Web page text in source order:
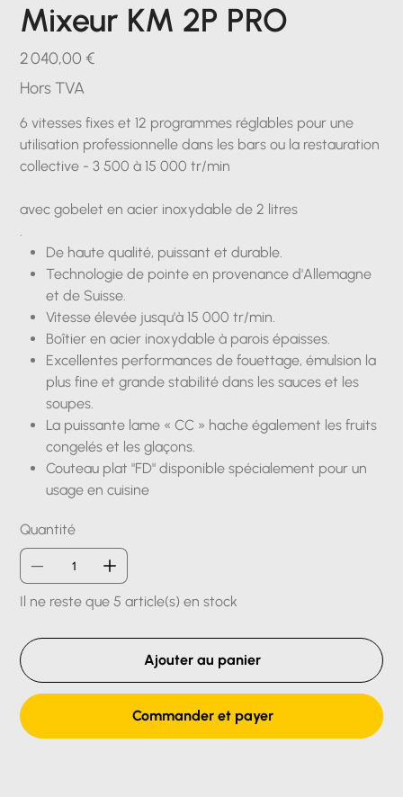
Mixeur KM 2P PRO
Prix
2 040,00 €
Hors TVA
6 vitesses fixes et 12 programmes réglables pour une
utilisation professionnelle dans les bars ou la restauration
collective - 3 500 à 15 000 tr/min
avec gobelet en acier inoxydable de 2 litres
.
De haute qualité, puissant et durable.
Technologie de pointe en provenance d'Allemagne
et de Suisse.
Vitesse élevée jusqu'à 15 000 tr/min.
Boîtier en acier inoxydable à parois épaisses.
Excellentes performances de fouettage, émulsion la
plus fine et grande stabilité dans les sauces et les
soupes.
La puissante lame « CC » hache également les fruits
congelés et les glaçons.
Couteau plat "FD" disponible spécialement pour un
usage en cuisine
Quantité
Il ne reste que 5 article(s) en stock
Ajouter au panier
Commander et payer